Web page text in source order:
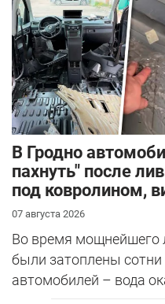
В Гродно
пахнуть" после
под ковролином,
07 августа 2026
Во время мощнейшего
были затоплены сотни
автомобилей – вода